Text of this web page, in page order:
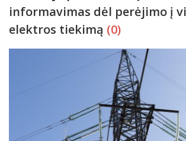
informavimas dėl perėjimo į
elektros tiekimą (0)